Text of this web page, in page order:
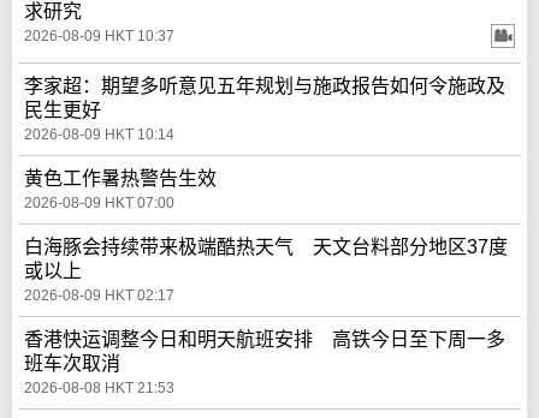
求研究
2026-08-09 HKT 10:37
李家超：期望多听意见五年规划与施政报告如何令施政及
民生更好
2026-08-09 HKT 10:14
黄色工作暑热警告生效
2026-08-09 HKT 07:00
白海豚会持续带来极端酷热天气 天文台料部分地区37度
或以上
2026-08-09 HKT 02:17
香港快运调整今日和明天航班安排 高铁今日至下周一多
班车次取消
2026-08-08 HKT 21:53